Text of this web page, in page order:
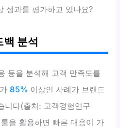
성과를 평가하고 있나요?
백 분석
등을 분석해 고객 만족도를
가85% 이상인 사례가 브랜드
니다(출처: 고객경험연구
을 활용하면 빠른 대응이 가